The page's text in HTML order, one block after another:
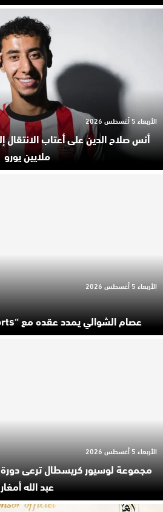
ملايين يورو
الأربعاء 5 أغسطس 2026
عصام الشوالي يمدد عقده مع “beIN Sports” حتى 2030
الأربعاء 5 أغسطس 2026
عبد الله أمغار
الأربعاء 5 أغسطس 2026